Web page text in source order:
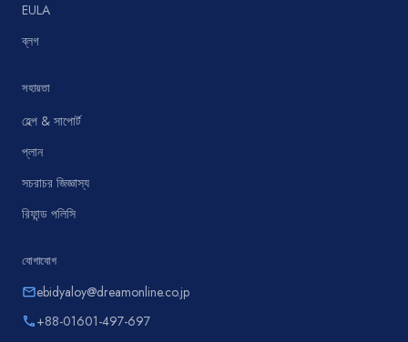
EULA
ব্লগ
সহায়তা
হেল্প & সাপোর্ট
প্লান
সচরাচর জিজ্ঞাস্য
রিফান্ড পলিসি
যোগাযোগ
emailebidyaloy@dreamonline.co.jp
phone+88-01601-497-697